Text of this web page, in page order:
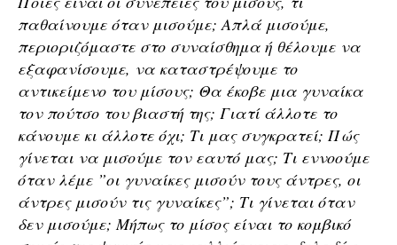
παθαίνουμε όταν μισούμε; Απλά μισούμε,
περιοριζόμαστε στο συναίσθημα ή θέλουμε να
εξαφανίσουμε, να καταστρέψουμε το
αντικείμενο του μίσους; Θα έκοβε μια γυναίκα
τον πούτσο του βιαστή της; Γιατί άλλοτε το
κάνουμε κι άλλοτε όχι; Τι μας συγκρατεί; Πώς
γίνεται να μισούμε τον εαυτό μας; Τι εννοούμε
όταν λέμε ”οι γυναίκες μισούν τους άντρες, οι
άντρες μισούν τις γυναίκες”; Τι γίνεται όταν
δεν μισούμε; Μήπως το μίσος είναι το κομβικό